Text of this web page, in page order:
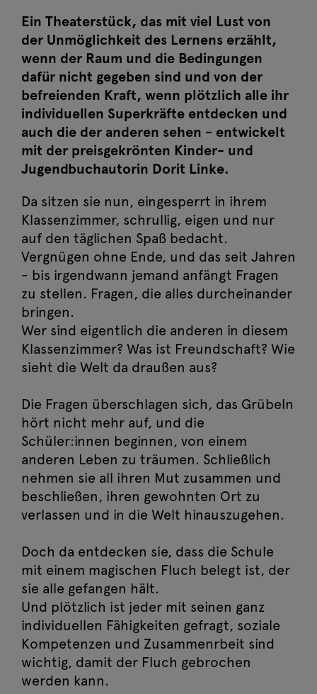
Ein Theaterstück, das mit viel Lust von
der Unmöglichkeit des Lernens erzählt,
wenn der Raum und die Bedingungen
dafür nicht gegeben sind und von der
befreienden Kraft, wenn plötzlich alle ihr
individuellen Superkräfte entdecken und
auch die der anderen sehen - entwickelt
mit der preisgekrönten Kinder- und
Jugendbuchautorin Dorit Linke.
Da sitzen sie nun, eingesperrt in ihrem
Klassenzimmer, schrullig, eigen und nur
auf den täglichen Spaß bedacht.
Vergnügen ohne Ende, und das seit Jahren
- bis irgendwann jemand anfängt Fragen
zu stellen. Fragen, die alles durcheinander
bringen.
Wer sind eigentlich die anderen in diesem
Klassenzimmer? Was ist Freundschaft? Wie
sieht die Welt da draußen aus?
Die Fragen überschlagen sich, das Grübeln
hört nicht mehr auf, und die
Schüler:innen beginnen, von einem
anderen Leben zu träumen. Schließlich
nehmen sie all ihren Mut zusammen und
beschließen, ihren gewohnten Ort zu
verlassen und in die Welt hinauszugehen.
Doch da entdecken sie, dass die Schule
mit einem magischen Fluch belegt ist, der
sie alle gefangen hält.
Und plötzlich ist jeder mit seinen ganz
individuellen Fähigkeiten gefragt, soziale
Kompetenzen und Zusammenrbeit sind
wichtig, damit der Fluch gebrochen
werden kann.